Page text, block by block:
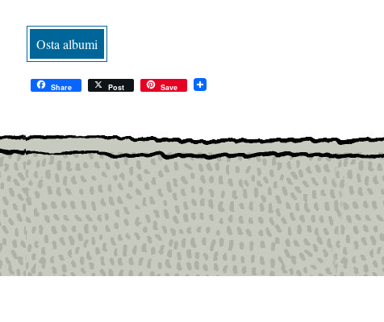
Osta albumi
Share Post Save